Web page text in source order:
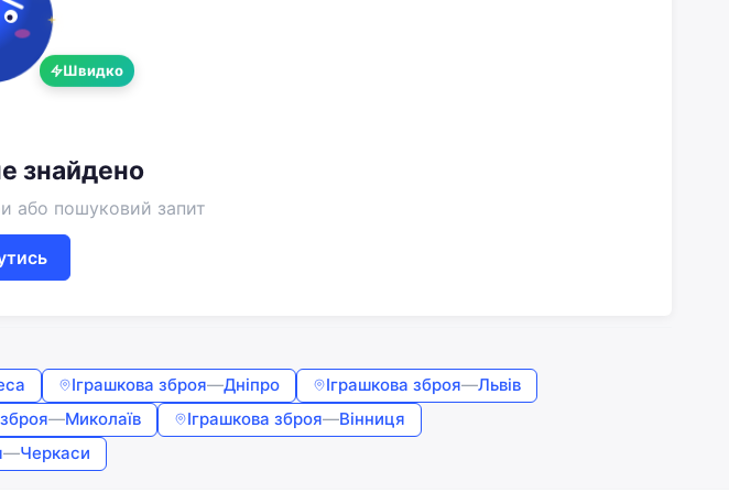
Швидко
знайдено
або пошуковий запит
Іграшкова зброя—Дніпро Іграшкова зброя—Львів
—Миколаїв Іграшкова зброя—Вінниця
—Черкаси